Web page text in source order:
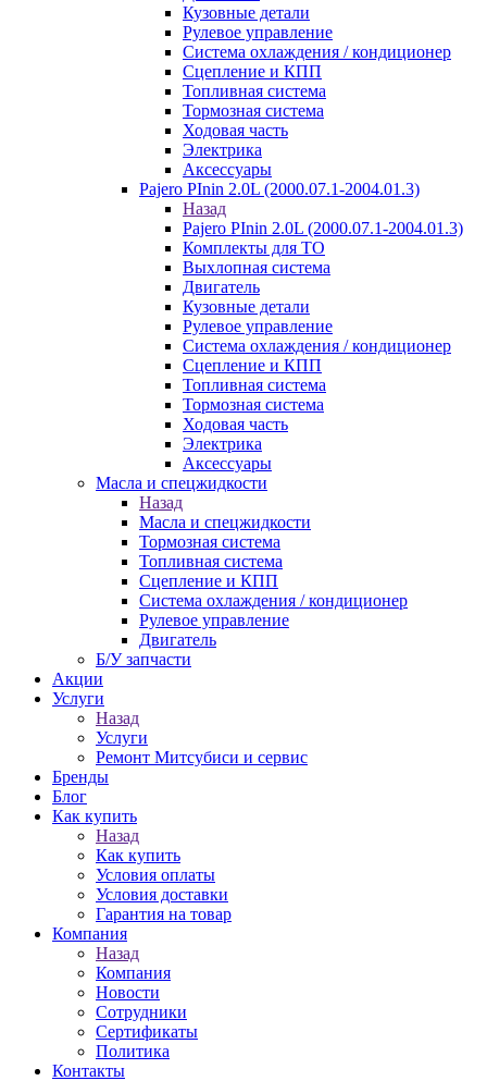
Кузовные детали
Рулевое управление
Система охлаждения / кондиционер
Сцепление и КПП
Топливная система
Тормозная система
Ходовая часть
Электрика
Аксессуары
Pajero PInin 2.0L (2000.07.1-2004.01.3)
Назад
Pajero PInin 2.0L (2000.07.1-2004.01.3)
Комплекты для ТО
Выхлопная система
Двигатель
Кузовные детали
Рулевое управление
Система охлаждения / кондиционер
Сцепление и КПП
Топливная система
Тормозная система
Ходовая часть
Электрика
Аксессуары
Масла и спецжидкости
Назад
Масла и спецжидкости
Тормозная система
Топливная система
Сцепление и КПП
Система охлаждения / кондиционер
Рулевое управление
Двигатель
Б/У запчасти
Акции
Услуги
Назад
Услуги
Ремонт Митсубиси и сервис
Бренды
Блог
Как купить
Назад
Как купить
Условия оплаты
Условия доставки
Гарантия на товар
Компания
Назад
Компания
Новости
Сотрудники
Сертификаты
Политика
Контакты